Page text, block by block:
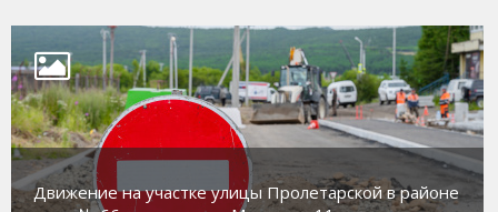
Движение на участке улицы Пролетарской в районе